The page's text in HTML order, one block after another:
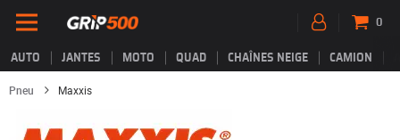
AUTO JANTES MOTO QUAD CHAÎNES NEIGE CAMION
0
Pneu Maxxis